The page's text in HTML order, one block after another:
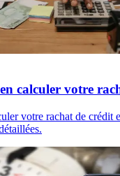
calculer votre
votre rachat de crédit